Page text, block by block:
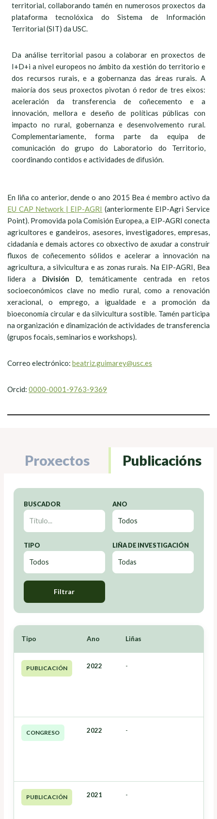
territorial, collaborando tamén en numerosos proxectos da
plataforma tecnolóxica do Sistema de Información
Territorial (SIT) da USC.
Da análise territorial pasou a colaborar en proxectos de
I+D+i a nivel europeos no ámbito da xestión do territorio e
dos recursos rurais, e a gobernanza das áreas rurais. A
maioría dos seus proxectos pivotan ó redor de tres eixos:
aceleración da transferencia de coñecemento e a
innovación, mellora e deseño de políticas públicas con
impacto no rural, gobernanza e desenvolvemento rural.
Complementariamente, forma parte da equipa de
comunicación do grupo do Laboratorio do Territorio,
coordinando contidos e actividades de difusión.
En liña co anterior, dende o ano 2015 Bea é membro activo da
EU CAP Network | EIP-AGRI (anteriormente EIP-Agri Service
Point). Promovida pola Comisión Europea, a EIP-AGRI conecta
agricultores e gandeiros, asesores, investigadores, empresas,
cidadanía e demais actores co obxectivo de axudar a construír
fluxos de coñecemento sólidos e acelerar a innovación na
agricultura, a silvicultura e as zonas rurais. Na EIP-AGRI, Bea
lidera a División D, temáticamente centrada en retos
socioeconómicos clave no medio rural, como a renovación
xeracional, o emprego, a igualdade e a promoción da
bioeconomía circular e da silvicultura sostible. Tamén participa
na organización e dinamización de actividades de transferencia
(grupos focais, seminarios e workshops).
Correo electrónico: beatriz.guimarey@usc.es
Orcid: 0000-0001-9763-9369
Proxectos Publicacións
BUSCADOR ANO
TIPO LIÑA DE INVESTIGACIÓN
Filtrar
Tipo Ano Liñas
PUBLICACIÓN 2022 -
CONGRESO 2022 -
PUBLICACIÓN 2021 -